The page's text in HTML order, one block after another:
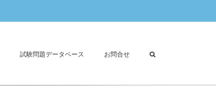
試験問題データベース お問合せ